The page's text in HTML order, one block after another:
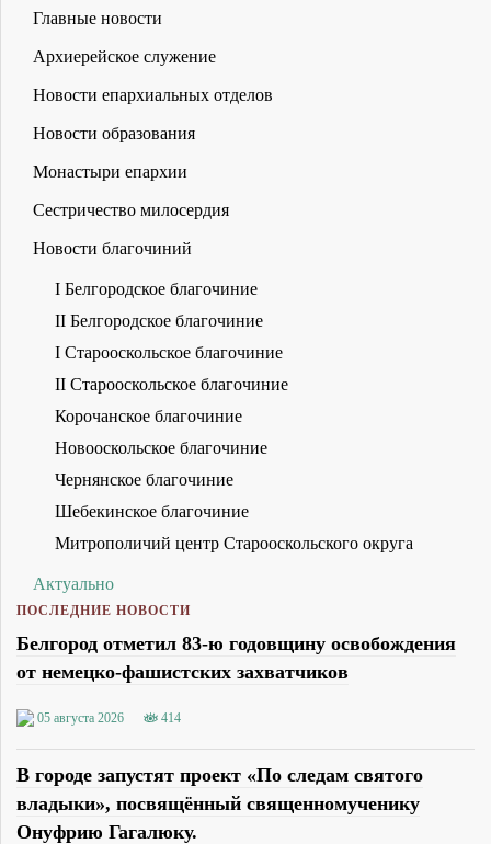
Главные новости
Архиерейское служение
Новости епархиальных отделов
Новости образования
Монастыри епархии
Сестричество милосердия
Новости благочиний
I Белгородское благочиние
II Белгородское благочиние
I Старооскольское благочиние
II Старооскольское благочиние
Корочанское благочиние
Новооскольское благочиние
Чернянское благочиние
Шебекинское благочиние
Митрополичий центр Старооскольского округа
Актуально
ПОСЛЕДНИЕ НОВОСТИ
Белгород отметил 83-ю годовщину освобождения
от немецко-фашистских захватчиков
05 августа 2026 414
В городе запустят проект «По следам святого
владыки», посвящённый священномученику
Онуфрию Гагалюку.